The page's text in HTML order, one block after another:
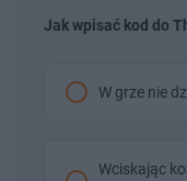
Jak wpisać kod do
W grze nie
Wciskając